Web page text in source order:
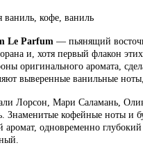
ваниль, кофе, ваниль
Le Parfum — пьянящий
и, хотя первый флакон
оригинального аромата,
выверенные ванильные
Лорсон, Мари Саламань,
Знаменитые кофейные ноты и
аромат, одновременно